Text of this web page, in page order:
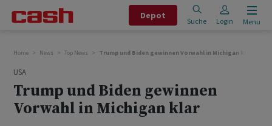
Depot
Suche Login Menu
Home News Top News Trump und Biden gewinnen Vorwahl in Michigan klar
USA
Trump und Biden gewinnen
Vorwahl in Michigan klar